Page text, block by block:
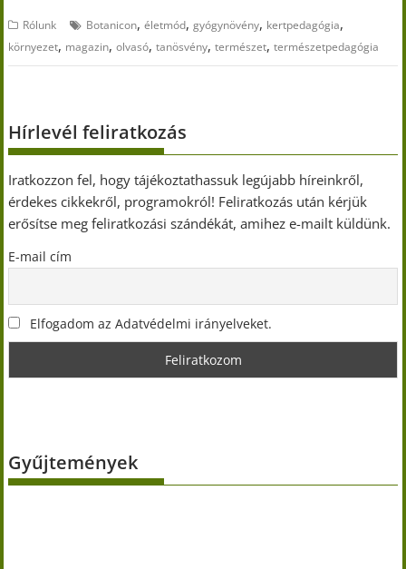
Rólunk Botanicon,életmód,gyógynövény, kertpedagógia,
környezet, magazin,olvasó,tanösvény,természet,természetpedagógia
Hírlevél feliratkozás
Iratkozzon fel, hogy tájékoztathassuk legújabb híreinkről,
érdekes cikkekről, programokról! Feliratkozás után kérjük
erősítse meg feliratkozási szándékát, amihez e-mailt küldünk.
E-mail cím
Elfogadom az Adatvédelmi irányelveket.
Gyűjtemények